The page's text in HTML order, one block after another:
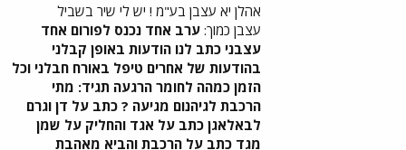
אהלן יא עצבן בע"מ ! יש לי שיר בשביל
עצבן כמוך: ערב אחד נכנס לפורום אחד
עצבני כתב לנו הודעות באופן קבלני
בהודעות של אחרים טיפל באורח חבלני וכל
הזמן כמהה לחומר הרגעה תגיד: מתי
הרכבת לגיהנום מגיעה ? כתב על דן וגרם
לבאלאגן כתב על אגד והחליק על שמן
מגד כתב על הרכבת והביא מאהבת